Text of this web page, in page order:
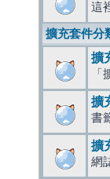
這
擴充套件分
擴
擴
書
擴
網